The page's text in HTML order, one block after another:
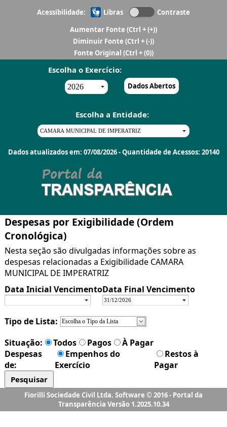
Acessibilidade: Libras
Contraste
Aumentar Fonte (Ctrl + (+))
Diminuir Fonte (Ctrl + (-))
Fonte Original (Ctrl + (0))
Escolha o Exercício:
Dados Abertos
Escolha a Entidade:
Dados atualizados em: 07/08/2026 - Quantidade de Acessos: 20140
Fiorilli Sociedade Civil Ltda. Software © 2016 - Portal da
Transparência Versão 1.2025.10.34